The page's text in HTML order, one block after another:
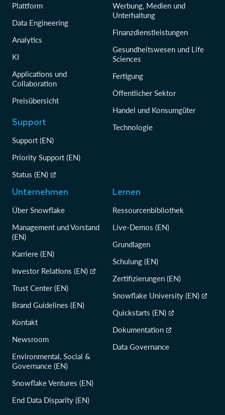
Plattform
Data Engineering
Analytics
KI
Applications und
Collaboration
Preisübersicht
Support
Support (EN)
Priority Support (EN)
Status (EN)
Werbung, Medien und
Unterhaltung
Finanzdienstleistungen
Gesundheitswesen und Life
Sciences
Fertigung
Öffentlicher Sektor
Handel und Konsumgüter
Technologie
Unternehmen
Über Snowflake
Management und Vorstand
(EN)
Karriere (EN)
Investor Relations (EN)
Trust Center (EN)
Brand Guidelines (EN)
Kontakt
Newsroom
Environmental, Social &
Governance (EN)
Snowflake Ventures (EN)
End Data Disparity (EN)
Lernen
Ressourcenbibliothek
Live-Demos (EN)
Grundlagen
Schulung (EN)
Zertifizierungen (EN)
Snowflake University (EN)
Quickstarts (EN)
Dokumentation
Data Governance